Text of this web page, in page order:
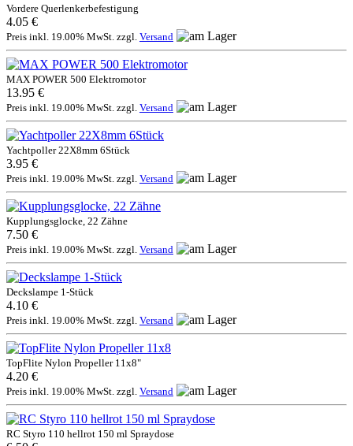
Vordere Querlenkerbefestigung
4.05 €
Preis inkl. 19.00% MwSt. zzgl. Versand
MAX POWER 500 Elektromotor
13.95 €
Preis inkl. 19.00% MwSt. zzgl. Versand
Yachtpoller 22X8mm 6Stück
3.95 €
Preis inkl. 19.00% MwSt. zzgl. Versand
Kupplungsglocke, 22 Zähne
7.50 €
Preis inkl. 19.00% MwSt. zzgl. Versand
Deckslampe 1-Stück
4.10 €
Preis inkl. 19.00% MwSt. zzgl. Versand
TopFlite Nylon Propeller 11x8"
4.20 €
Preis inkl. 19.00% MwSt. zzgl. Versand
RC Styro 110 hellrot 150 ml Spraydose